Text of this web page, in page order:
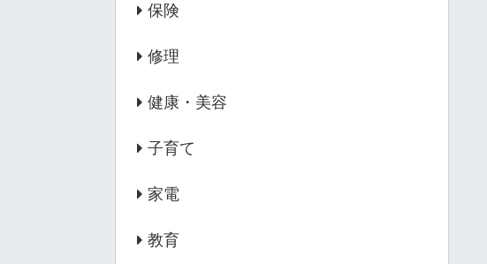
保険
修理
健康・美容
子育て
家電
教育